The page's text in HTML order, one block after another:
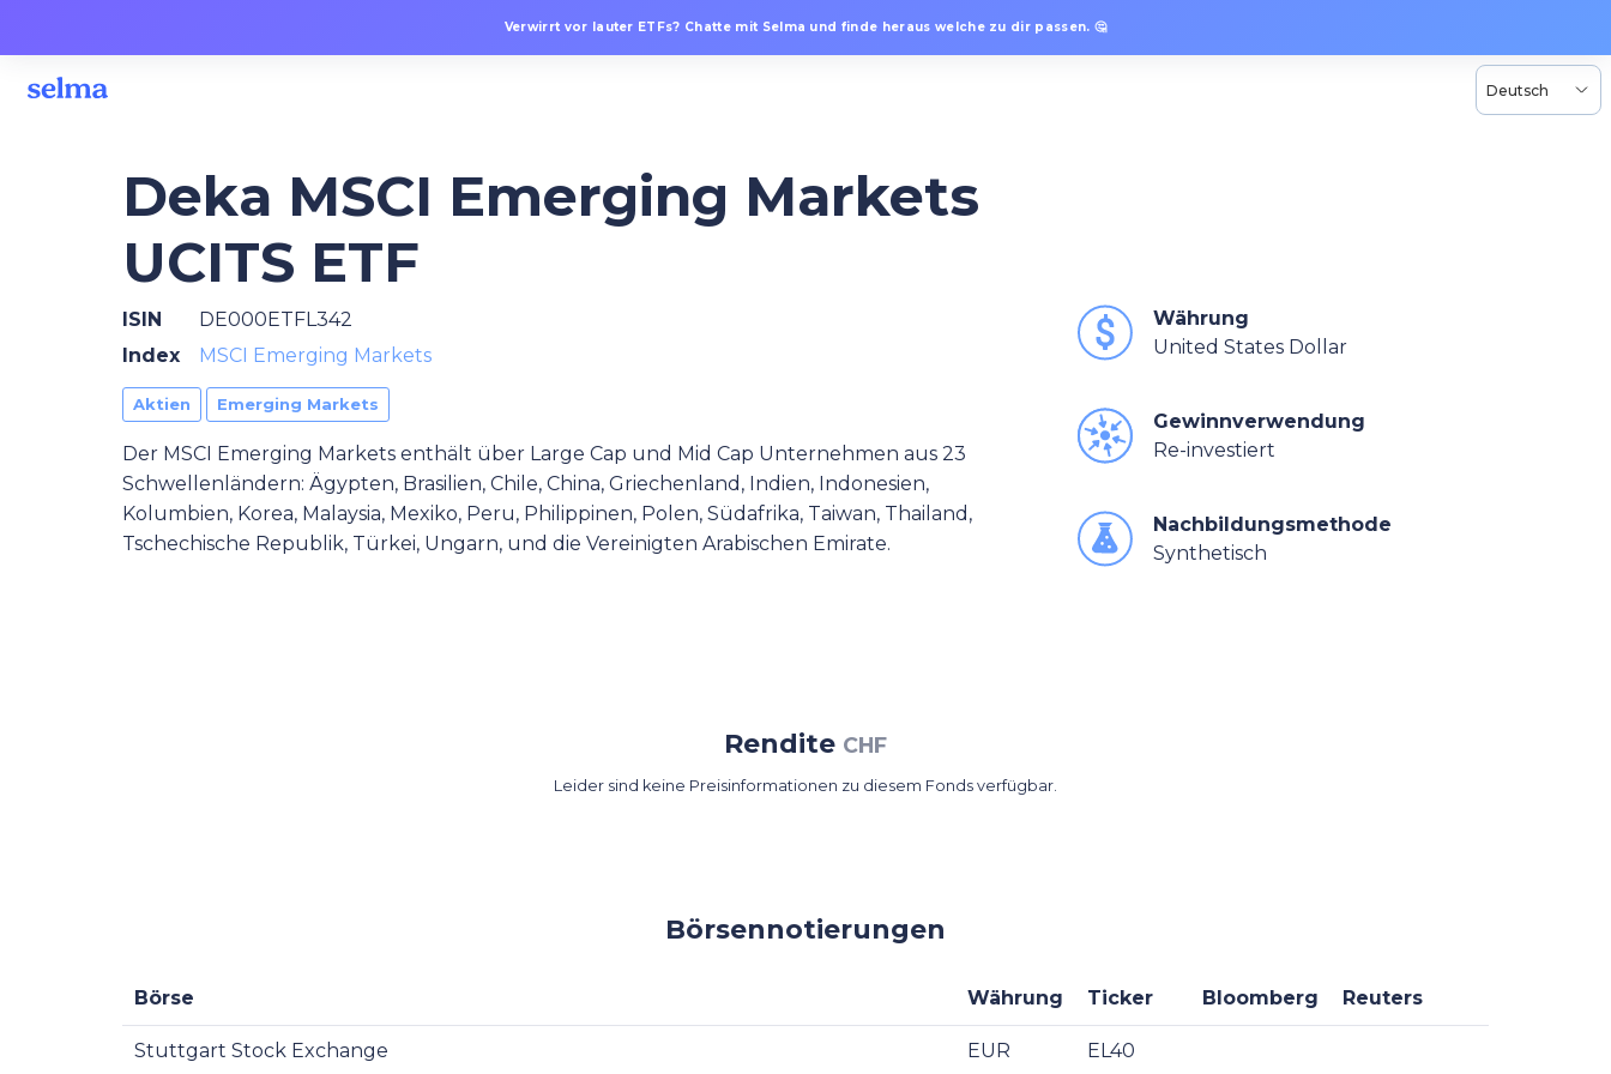
Verwirrt vor lauter ETFs? Chatte mit Selma und finde heraus welche zu dir passen. 🤔
Deutsch
Deka MSCI Emerging Markets
UCITS ETF
ISIN
DE000ETFL342
Index
MSCI Emerging Markets
Aktien Emerging Markets
Der MSCI Emerging Markets enthält über Large Cap und Mid Cap Unternehmen aus 23
Schwellenländern: Ägypten, Brasilien, Chile, China, Griechenland, Indien, Indonesien,
Kolumbien, Korea, Malaysia, Mexiko, Peru, Philippinen, Polen, Südafrika, Taiwan, Thailand,
Tschechische Republik, Türkei, Ungarn, und die Vereinigten Arabischen Emirate.
Währung
United States Dollar
Gewinnverwendung
Re-investiert
Nachbildungsmethode
Synthetisch
Rendite CHF
Leider sind keine Preisinformationen zu diesem Fonds verfügbar.
Börsennotierungen
Börse Währung Ticker Bloomberg Reuters
Stuttgart Stock Exchange EUR EL40